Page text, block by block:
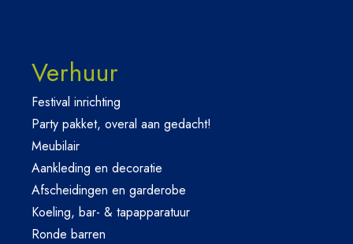
Verhuur
Festival inrichting
Party pakket, overal aan gedacht!
Meubilair
Aankleding en decoratie
Afscheidingen en garderobe
Koeling, bar- & tapapparatuur
Ronde barren